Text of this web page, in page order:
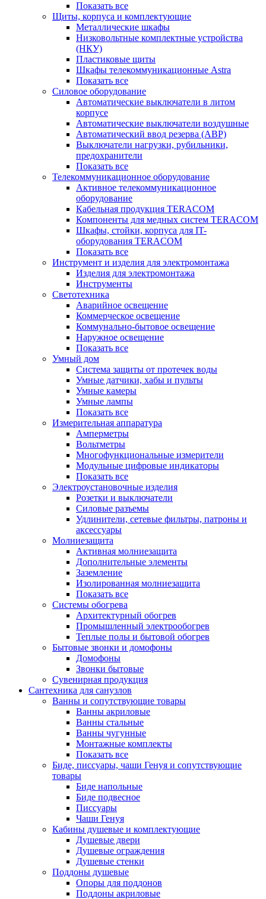
Показать все
Щиты, корпуса и комплектующие
Металлические шкафы
Низковольтные комплектные устройства
(НКУ)
Пластиковые щиты
Шкафы телекоммуникационные Astra
Показать все
Силовое оборудование
Автоматические выключатели в литом
корпусе
Автоматические выключатели воздушные
Автоматический ввод резерва (АВР)
Выключатели нагрузки, рубильники,
предохранители
Показать все
Телекоммуникационное оборудование
Активное телекоммуникационное
оборудование
Кабельная продукция TERACOM
Компоненты для медных систем TERACOM
Шкафы, стойки, корпуса для IT-
оборудования TERACOM
Показать все
Инструмент и изделия для электромонтажа
Изделия для электромонтажа
Инструменты
Светотехника
Аварийное освещение
Коммерческое освещение
Коммунально-бытовое освещение
Наружное освещение
Показать все
Умный дом
Система защиты от протечек воды
Умные датчики, хабы и пульты
Умные камеры
Умные лампы
Показать все
Измерительная аппаратура
Амперметры
Вольтметры
Многофункциональные измерители
Модульные цифровые индикаторы
Показать все
Электроустановочные изделия
Розетки и выключатели
Силовые разъемы
Удлинители, сетевые фильтры, патроны и
аксессуары
Молниезащита
Активная молниезащита
Дополнительные элементы
Заземление
Изолированная молниезащита
Показать все
Системы обогрева
Архитектурный обогрев
Промышленный электрообогрев
Теплые полы и бытовой обогрев
Бытовые звонки и домофоны
Домофоны
Звонки бытовые
Сувенирная продукция
Сантехника для санузлов
Ванны и сопутствующие товары
Ванны акриловые
Ванны стальные
Ванны чугунные
Монтажные комплекты
Показать все
Биде, писсуары, чаши Генуя и сопутствующие
товары
Биде напольные
Биде подвесное
Писсуары
Чаши Генуя
Кабины душевые и комплектующие
Душевые двери
Душевые ограждения
Душевые стенки
Поддоны душевые
Опоры для поддонов
Поддоны акриловые